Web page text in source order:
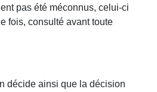
pas été méconnus, celui-ci
fois, consulté avant toute
décide ainsi que la décision